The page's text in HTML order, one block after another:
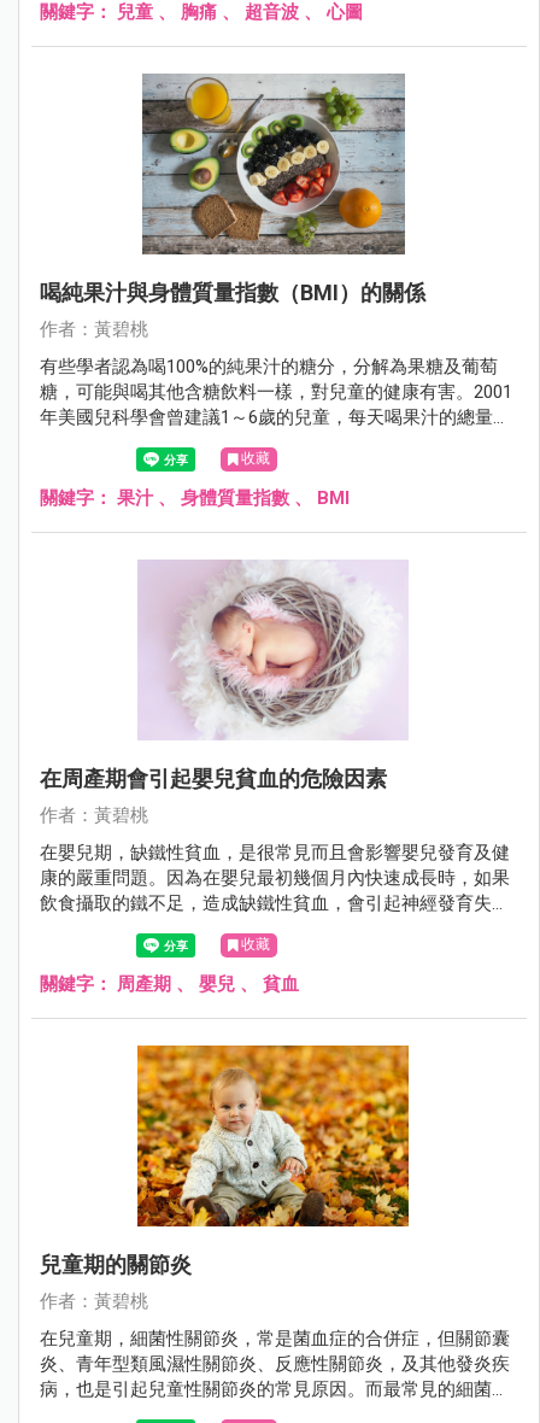
關鍵字： 兒童 、 胸痛 、 超音波 、心圖
喝純果汁與身體質量指數（BMI）的關係
作者：黃碧桃
有些學者認為喝100%的純果汁的糖分，分解為果糖及葡萄
糖，可能與喝其他含糖飲料一樣，對兒童的健康有害。2001
年美國兒科學會曾建議1～6歲的兒童，每天喝果汁的總量上
限為120～180C.C.，7歲以上的兒童則為240～360C.C.。但實
際上，許多兒童每天喝的果汁量遠超過此建議量，是否會引
起兒童肥胖，影響健康，值得探討。
收藏
關鍵字： 果汁、 身體質量指數 、 BMI
在周產期會引起嬰兒貧血的危險因素
作者：黃碧桃
在嬰兒期，缺鐵性貧血，是很常見而且會影響嬰兒發育及健
康的嚴重問題。因為在嬰兒最初幾個月內快速成長時，如果
飲食攝取的鐵不足，造成缺鐵性貧血，會引起神經發育失
調，造成長期認知，運動功能及行為發育的不良，甚至事後
補充鐵劑，也不能完全矯正失調的功能。所以，在周產期是
什麼危險因素，造成嬰兒缺鐵性貧血，值得探討。
收藏
關鍵字： 周產期 、 嬰兒 、 貧血
兒童期的關節炎
作者：黃碧桃
在兒童期，細菌性關節炎，常是菌血症的合併症，但關節囊
炎、青年型類風濕性關節炎、反應性關節炎，及其他發炎疾
病，也是引起兒童性關節炎的常見原因。而最常見的細菌性
關節炎，必須抽血或抽關節液培養，才能找到病原菌，故常